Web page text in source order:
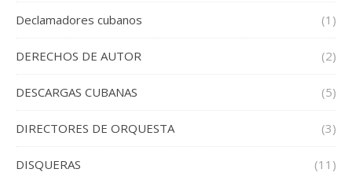
Declamadores cubanos (1)
DERECHOS DE AUTOR (2)
DESCARGAS CUBANAS (5)
DIRECTORES DE ORQUESTA (3)
DISQUERAS (11)